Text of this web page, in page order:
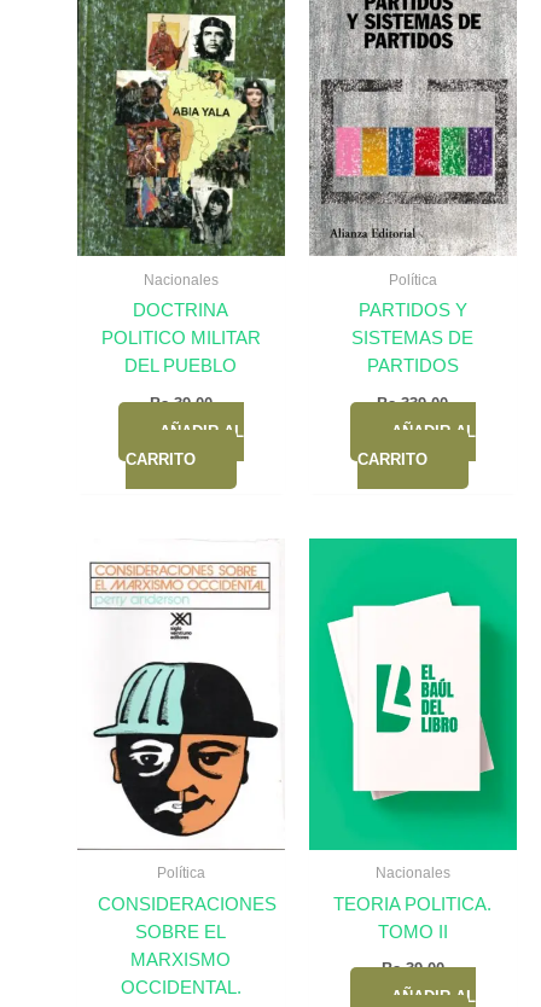
Nacionales
DOCTRINA
POLITICO MILITAR
DEL PUEBLO
Bs.39,00
AÑADIR AL
CARRITO
Política
PARTIDOS Y
SISTEMAS DE
PARTIDOS
Bs.339,00
AÑADIR AL
CARRITO
Política
CONSIDERACIONES
SOBRE EL
MARXISMO
OCCIDENTAL.
Nacionales
TEORIA POLITICA.
TOMO II
Bs.39,00
AÑADIR AL